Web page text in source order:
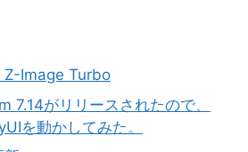
Image Turbo
7.14がリリースされたので、
を動かしてみた。